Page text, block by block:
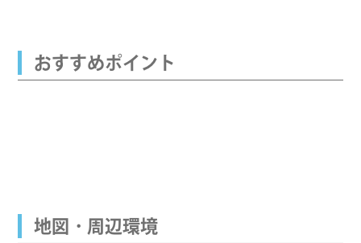
おすすめポイント
地図・周辺環境